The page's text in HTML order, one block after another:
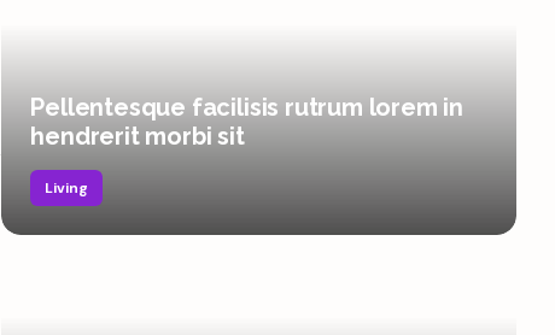
Pellentesque facilisis rutrum lorem in
hendrerit morbi sit
Living